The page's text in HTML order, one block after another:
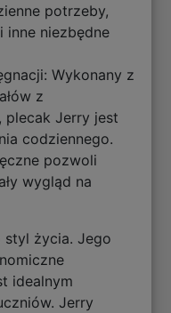
potrzeby,
inne niezbędne
Wykonany z
z
plecak Jerry jest
codziennego.
pozwoli
wygląd na
życia. Jego
idealnym
Jerry